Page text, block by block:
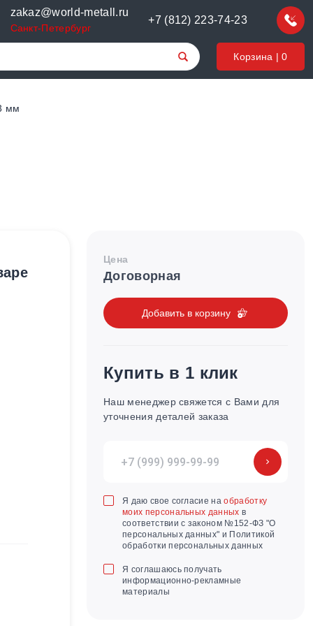
zakaz@world-metall.ru
Санкт-Петербург
+7 (812) 223-74-23
Корзина |0
мм
Цена
Договорная
Добавить в корзину
Купить в 1 клик
Наш менеджер свяжется с Вами для
уточнения деталей заказа
Я даю свое согласие наобработку
моих персональных данных в
соответствии с законом №152-ФЗ "О
персональных данных" и Политикой
обработки персональных данных
Я соглашаюсь получать
информационно-рекламные
материалы